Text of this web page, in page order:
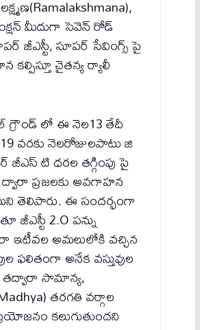
మీదుగా సెవెన్ రోడ్
జీఎస్టీ, సూపర్ సేవింగ్స్ పై
కల్పిస్తూ చైతన్య ర్యాలీ
గ్రౌండ్ లో ఈ నెల13 తేదీ
వరకు నెలరోజులపాటు జి
జీఎస్ టి ధరల తగ్గింపు పై
ద్వారా ప్రజలకు అవగాహన
తెలిపారు. ఈ సందర్భంగా
2.O పన్ను
ఇటీవల అమలులోకి వచ్చిన
ఫలితంగా అనేక వస్తువుల
తద్వారా సామాన్య,
తరగతి వర్గాల
కలుగుతుందని